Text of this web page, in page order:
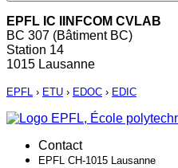
EPFL IC IINFCOM CVLAB
BC 307 (Bâtiment BC)
Station 14
1015 Lausanne
EPFL › ETU › EDOC › EDIC
Contact
EPFL CH-1015 Lausanne